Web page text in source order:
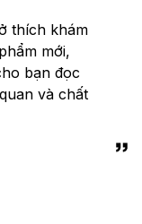
thích khám
mới,
bạn đọc
và chất